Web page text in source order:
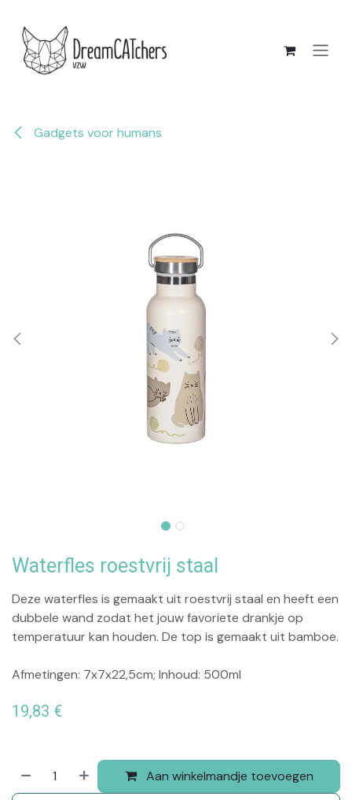
Gadgets voor humans
Waterfles roestvrij staal
Deze waterfles is gemaakt uit roestvrij staal en heeft een
dubbele wand zodat het jouw favoriete drankje op
temperatuur kan houden. De top is gemaakt uit bamboe.
Afmetingen: 7x7x22,5cm; Inhoud: 500ml
19,83 €
Aan winkelmandje toevoegen